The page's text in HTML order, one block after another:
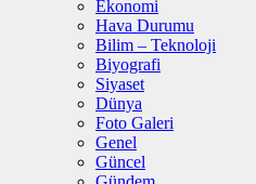
Ekonomi
Hava Durumu
Bilim – Teknoloji
Biyografi
Siyaset
Dünya
Foto Galeri
Genel
Güncel